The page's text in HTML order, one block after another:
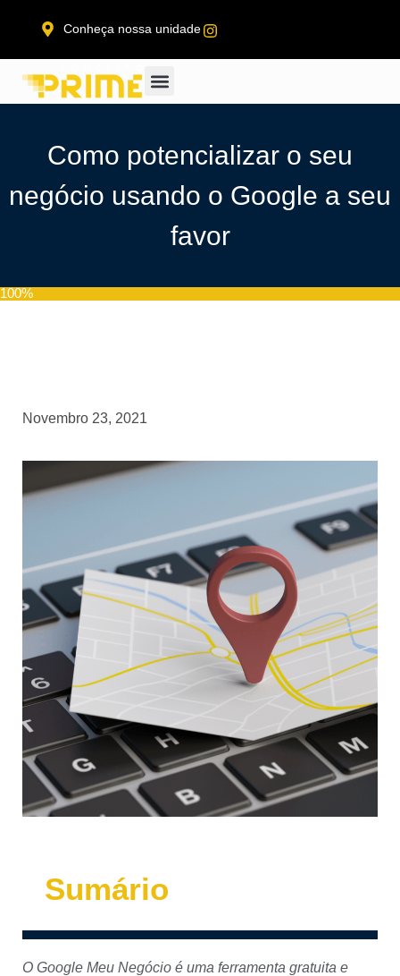
Conheça nossa unidade
Como potencializar o seu
negócio usando o Google a seu
favor
100%
Novembro 23, 2021
Sumário
O Google Meu Negócio é uma ferramenta gratuita e